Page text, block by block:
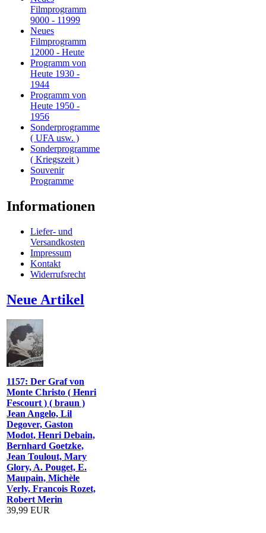
Filmprogramm
9000 - 11999
Neues
Filmprogramm
12000 - Heute
Programm von
Heute 1930 -
1944
Programm von
Heute 1950 -
1956
Sonderprogramme
( UFA usw. )
Sonderprogramme
( Kriegszeit )
Souvenir
Programme
Informationen
Liefer- und
Versandkosten
Impressum
Kontakt
Widerrufsrecht
Neue Artikel
1157: Der Graf von
Monte Christo ( Henri
Fescourt ) ( braun )
Jean Angelo, Lil
Degover, Gaston
Modot, Henri Debain,
Bernhard Goetzke,
Jean Toulout, Mary
Glory, A. Pouget, E.
Maupain, Michèle
Verly, Francois Rozet,
Robert Merin
39,99 EUR